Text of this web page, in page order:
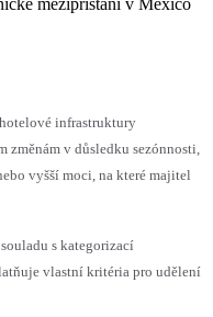
infrastruktury
v důsledku sezónnosti,
vyšší moci, na které majitel
s kategorizací
vlastní kritéria pro udělení